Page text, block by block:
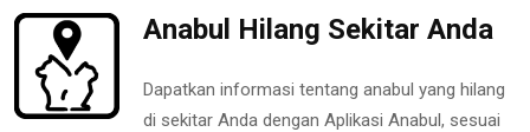
Anabul Hilang Sekitar Anda
Dapatkan informasi tentang anabul yang hilang
di sekitar Anda dengan Aplikasi Anabul, sesuai